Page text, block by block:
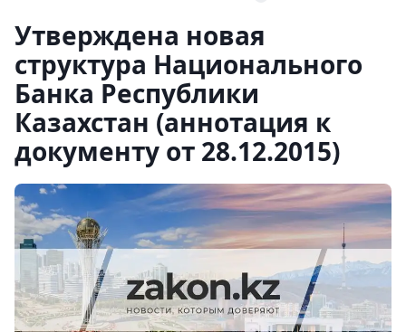
Утверждена новая
структура Национального
Банка Республики
Казахстан (аннотация к
документу от 28.12.2015)